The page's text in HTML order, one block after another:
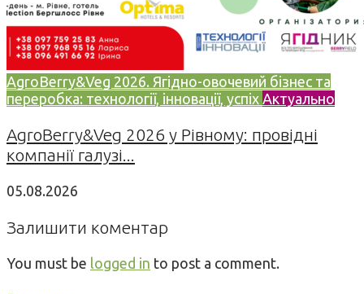
AgroBerry&Veg 2026. Ягідно-овочевий бізнес та
переробка: технології, інновації, успіх Актуально
AgroBerry&Veg 2026 у Рівному: провідні
компанії галузі...
05.08.2026
Залишити коментар
You must be logged in to post a comment.